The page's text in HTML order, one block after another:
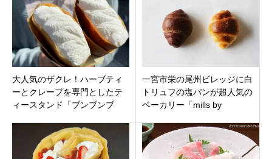
大人気のザクレ！ハーブティ
ーとクレープを専門としたテ
ィースタンド「ブンブンブ
駅西口すぐ
一宮市栄の尾州ビレッジに白
トリュフの塩パンが超人気の
ベーカリー「mills by